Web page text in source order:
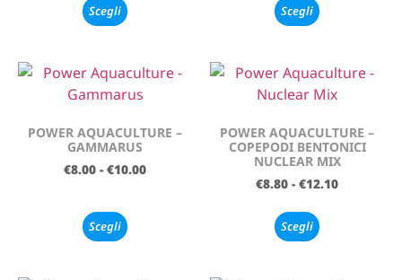
Scegli Scegli
POWER AQUACULTURE –
GAMMARUS
€8.00 - €10.00
Scegli
POWER AQUACULTURE –
COPEPODI BENTONICI
NUCLEAR MIX
€8.80 - €12.10
Scegli